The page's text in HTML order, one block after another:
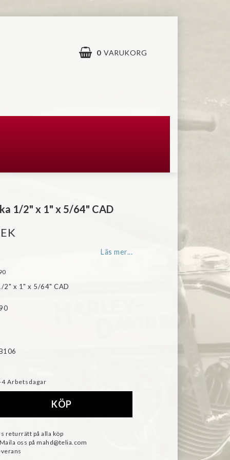
0 VARUKORG
1/2" x 1" x 5/64" CAD
Läs mer...
2" x 1" x 5/64" CAD
Arbetsdagar
KÖP
returrätt på alla köp
oss på mahd@telia.com